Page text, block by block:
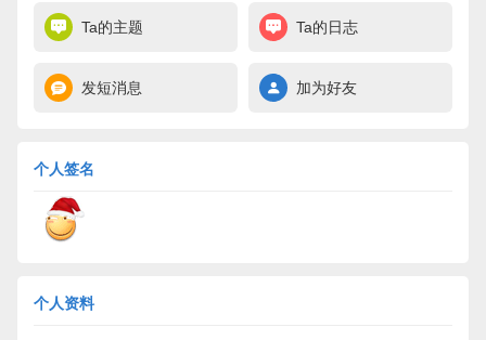
Ta的主题 Ta的日志
发短消息 加为好友
个人签名
个人资料